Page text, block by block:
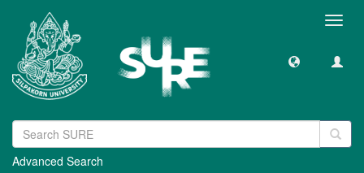
Advanced Search